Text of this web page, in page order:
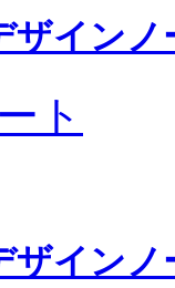
ザインノ
ト
ザインノ